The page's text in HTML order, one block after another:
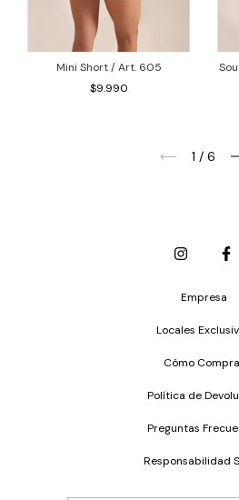
Mini Short / Art. 605
$9.990
1 / 6
Empresa
Locales
Cómo
Política de
Preguntas
Responsabilidad